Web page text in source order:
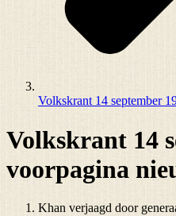
Volkskrant 14 september
Volkskrant 14
voorpagina
Khan verjaagd door